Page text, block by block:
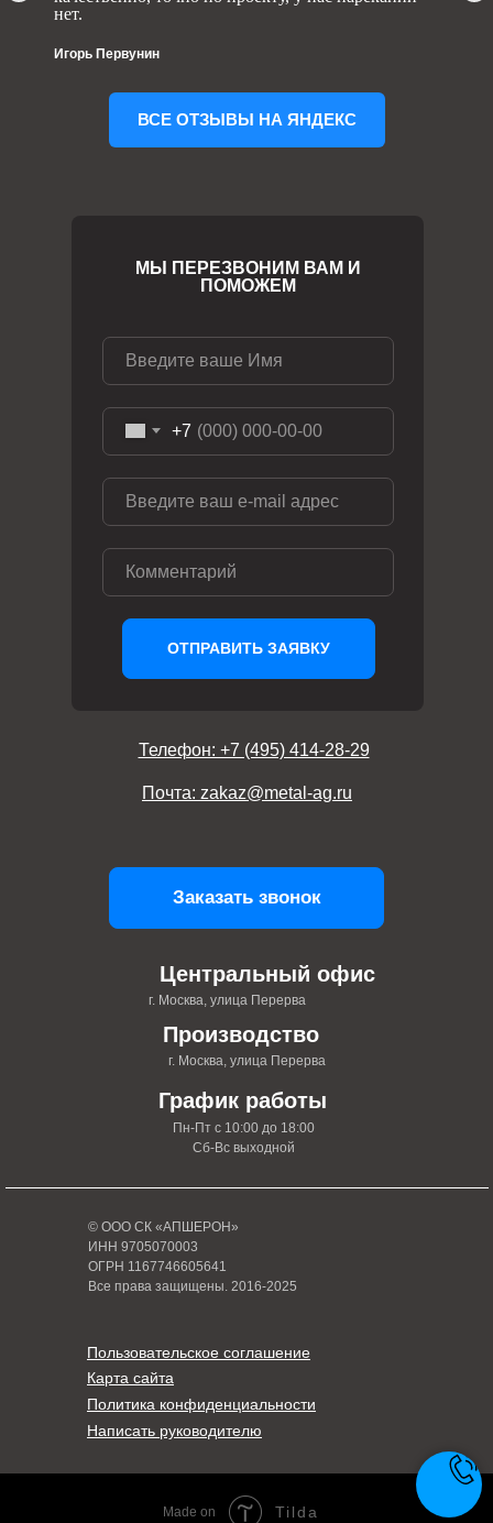
нет.
Игорь Первунин
ВСЕ ОТЗЫВЫ НА ЯНДЕКС
© ООО СК «АПШЕРОН»
ИНН 9705070003
ОГРН 1167746605641
Все права защищены. 2016-2025
Написать руководителю
Политика конфиденциальности
Карта сайта
Пользовательское соглашение
+7
ОТПРАВИТЬ ЗАЯВКУ
МЫ ПЕРЕЗВОНИМ ВАМ И
ПОМОЖЕМ
Центральный офис
г. Москва, улица Перерва
График работы
Пн-Пт с 10:00 до 18:00
Сб-Вс выходной
Производство
г. Москва, улица Перерва
Телефон: +7 (495) 414-28-29
Почта: zakaz@metal-ag.ru
Заказать звонок
Made on Tilda